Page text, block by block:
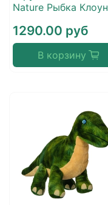
Nature Рыбка Клоун
1290.00 руб
В корзину